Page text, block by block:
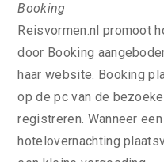
Booking
Reisvormen.nl promoot
door Booking
haar website. Booking
op de pc van de
registreren. Wanneer
hotelovernachting